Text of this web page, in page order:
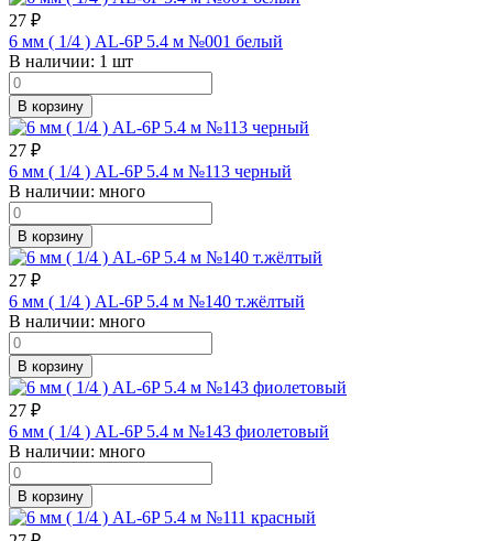
27 ₽
6 мм ( 1/4 ) AL-6P 5.4 м №001 белый
В наличии: 1 шт
В корзину
27 ₽
6 мм ( 1/4 ) AL-6P 5.4 м №113 черный
В наличии: много
В корзину
27 ₽
6 мм ( 1/4 ) AL-6P 5.4 м №140 т.жёлтый
В наличии: много
В корзину
27 ₽
6 мм ( 1/4 ) AL-6P 5.4 м №143 фиолетовый
В наличии: много
В корзину